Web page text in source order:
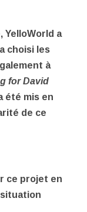
YelloWorld a
choisi les
à
for David
été mis en
de ce
ce projet en